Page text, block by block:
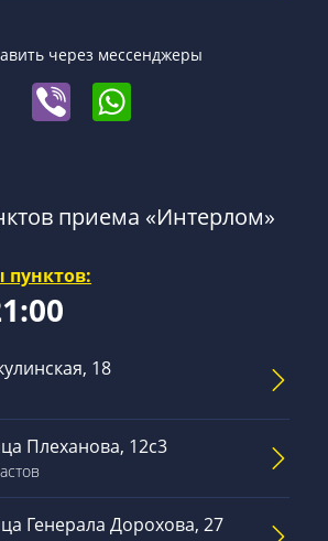
через мессенджеры
приема «Интерлом»
пунктов:
18
Плеханова, 12с3
Генерала Дорохова, 27